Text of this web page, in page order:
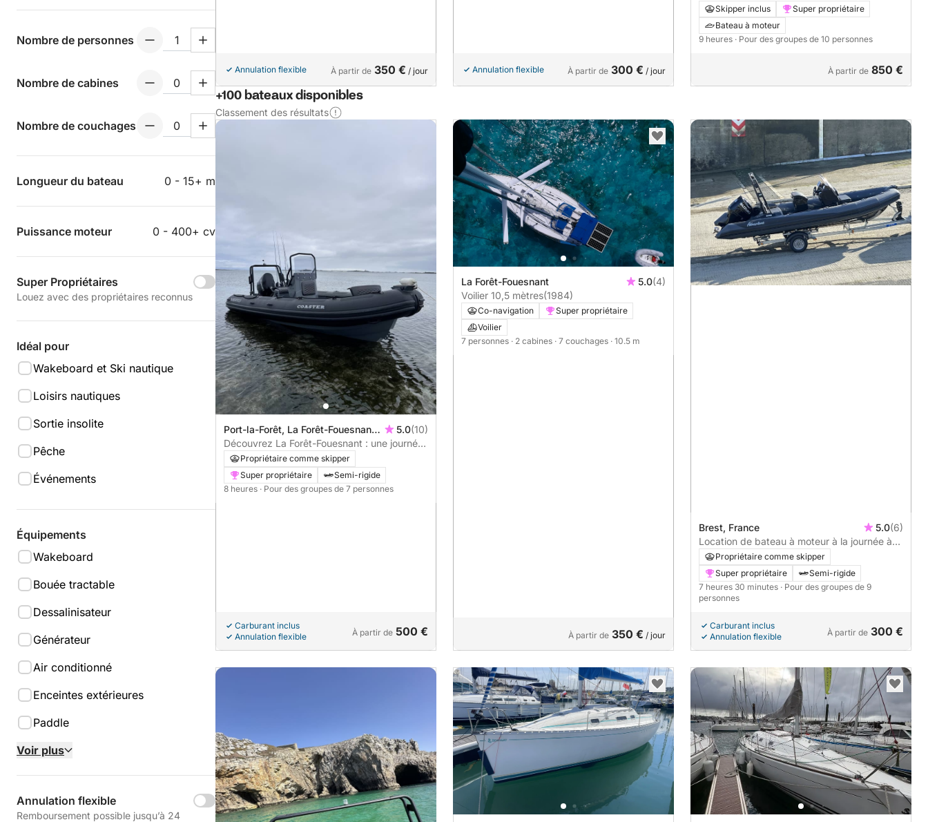
Nombre de personnes
Nombre de cabines
Nombre de couchages
Longueur du bateau 0 - 15+ m
Puissance moteur 0 - 400+ cv
Super Propriétaires
Louez avec des propriétaires reconnus
Idéal pour
Wakeboard et Ski nautique
Loisirs nautiques
Sortie insolite
Pêche
Événements
Équipements
Wakeboard
Bouée tractable
Dessalinisateur
Générateur
Air conditionné
Enceintes extérieures
Paddle
Voir plus
Annulation flexible
Remboursement possible jusqu’à 24
Annulation flexible À partir de 350 € / jour Annulation flexible À partir de 300 € / jour
découvrir La Forêt-Fouesnant
Skipper inclus
Super propriétaire
Bateau à moteur
9 heures · Pour des groupes de 10 personnes
À partir de 850 €
+100 bateaux disponibles
Classement des résultats
Port-la-Forêt, La Forêt-Fouesnant,
France
5.0(10)
Découvrez La Forêt-Fouesnant : une journée
ensoleillée en bateau à moteur
Propriétaire comme skipper
Super propriétaire
Semi-rigide
8 heures · Pour des groupes de 7 personnes
Carburant inclus
Annulation flexible
À partir de 500 €
La Forêt-Fouesnant 5.0(4)
Voilier 10,5 mètres(1984)
Co-navigation
Super propriétaire
Voilier
7 personnes · 2 cabines · 7 couchages · 10.5 m
À partir de 350 € / jour
Brest, France 5.0(6)
Location de bateau à moteur à la journée à
BrestPropriétaire comme skipper
Super propriétaire
Semi-rigide
7 heures 30 minutes · Pour des groupes de 9
personnes
Carburant inclus
Annulation flexible
À partir de 300 €